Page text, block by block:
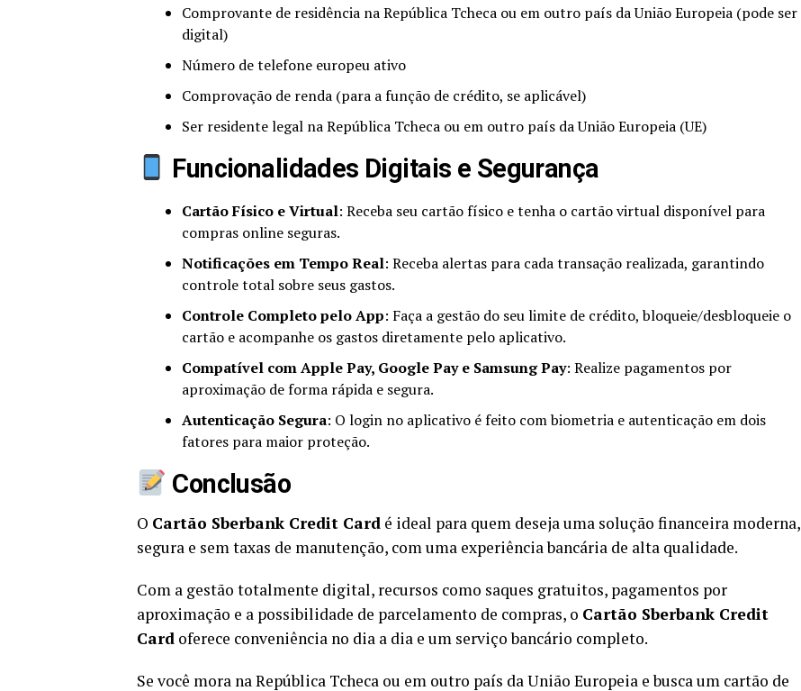
Comprovante de residência na República Tcheca ou em outro país da União Europeia (pode ser
digital)
Número de telefone europeu ativo
Comprovação de renda (para a função de crédito, se aplicável)
Ser residente legal na República Tcheca ou em outro país da União Europeia (UE)
Funcionalidades Digitais e Segurança
Cartão Físico e Virtual: Receba seu cartão físico e tenha o cartão virtual disponível para
compras online seguras.
Notificações em Tempo Real: Receba alertas para cada transação realizada, garantindo
controle total sobre seus gastos.
Controle Completo pelo App: Faça a gestão do seu limite de crédito, bloqueie/desbloqueie o
cartão e acompanhe os gastos diretamente pelo aplicativo.
Compatível com Apple Pay, Google Pay e Samsung Pay: Realize pagamentos por
aproximação de forma rápida e segura.
Autenticação Segura: O login no aplicativo é feito com biometria e autenticação em dois
fatores para maior proteção.
Conclusão
O Cartão Sberbank Credit Card é ideal para quem deseja uma solução financeira moderna,
segura e sem taxas de manutenção, com uma experiência bancária de alta qualidade.
Com a gestão totalmente digital, recursos como saques gratuitos, pagamentos por
aproximação e a possibilidade de parcelamento de compras, o Cartão Sberbank Credit
Card oferece conveniência no dia a dia e um serviço bancário completo.
Se você mora na República Tcheca ou em outro país da União Europeia e busca um cartão de